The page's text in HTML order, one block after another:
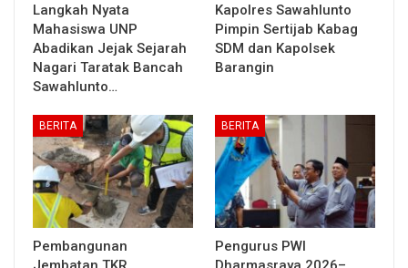
Langkah Nyata
Mahasiswa UNP
Abadikan Jejak Sejarah
Nagari Taratak Bancah
Sawahlunto…
Kapolres Sawahlunto
Pimpin Sertijab Kabag
SDM dan Kapolsek
Barangin
BERITA
Pembangunan
BERITA
Pengurus PWI